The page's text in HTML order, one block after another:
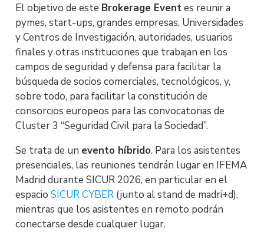
El objetivo de este Brokerage Eventes reunir a
pymes, start-ups, grandes empresas, Universidades
y Centros de Investigación, autoridades, usuarios
finales y otras instituciones que trabajan en los
campos de seguridad y defensa para facilitar la
búsqueda de socios comerciales, tecnológicos, y,
sobre todo, para facilitar la constitución de
consorcios europeos para las convocatorias de
Cluster 3 “Seguridad Civil para la Sociedad”.
Se trata de un evento híbrido. Para los asistentes
presenciales, las reuniones tendrán lugar en IFEMA
Madrid durante SICUR 2026, en particular en el
espacio SICUR CYBER (junto al stand de madri+d),
mientras que los asistentes en remoto podrán
conectarse desde cualquier lugar.